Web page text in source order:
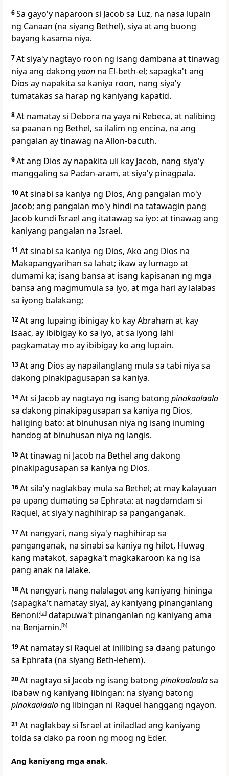
6Sa gayo'y naparoon si Jacob sa Luz, na nasa lupain
ng Canaan (na siyang Bethel), siya at ang buong
bayang kasama niya.
7At siya'y nagtayo roon ng isang dambana at tinawag
niya ang dakong yaon na El-beth-el; sapagka't ang
Dios ay napakita sa kaniya roon, nang siya'y
tumatakas sa harap ng kaniyang kapatid.
8At namatay si Debora na yaya ni Rebeca, at nalibing
sa paanan ng Bethel, sa ilalim ng encina, na ang
pangalan ay tinawag na Allon-bacuth.
9At ang Dios ay napakita uli kay Jacob, nang siya'y
manggaling sa Padan-aram, at siya'y pinagpala.
10At sinabi sa kaniya ng Dios, Ang pangalan mo'y
Jacob; ang pangalan mo'y hindi na tatawagin pang
Jacob kundi Israel ang itatawag sa iyo: at tinawag ang
kaniyang pangalan na Israel.
11 At sinabi sa kaniya ng Dios, Ako ang Dios na
Makapangyarihan sa lahat; ikaw ay lumago at
dumami ka; isang bansa at isang kapisanan ng mga
bansa ang magmumula sa iyo, at mga hari ay lalabas
sa iyong balakang;
12At ang lupaing ibinigay ko kay Abraham at kay
Isaac, ay ibibigay ko sa iyo, at sa iyong lahi
pagkamatay mo ay ibibigay ko ang lupain.
13At ang Dios ay napailanglang mula sa tabi niya sa
dakong pinakipagusapan sa kaniya.
14At si Jacob ay nagtayo ng isang batong pinakaalaala
sa dakong pinakipagusapan sa kaniya ng Dios,
haliging bato: at binuhusan niya ng isang inuming
handog at binuhusan niya ng langis.
15At tinawag ni Jacob na Bethel ang dakong
pinakipagusapan sa kaniya ng Dios.
16At sila'y naglakbay mula sa Bethel; at may kalayuan
pa upang dumating sa Ephrata: at nagdamdam si
Raquel, at siya'y naghihirap sa panganganak.
17At nangyari, nang siya'y naghihirap sa
panganganak, na sinabi sa kaniya ng hilot, Huwag
kang matakot, sapagka't magkakaroon ka ng isa
pang anak na lalake.
18At nangyari, nang nalalagot ang kaniyang hininga
(sapagka't namatay siya), ay kaniyang pinanganlang
Benoni:[a] datapuwa't pinanganlan ng kaniyang ama
na Benjamin.[b]
19At namatay si Raquel at inilibing sa daang patungo
sa Ephrata (na siyang Beth-lehem).
20At nagtayo si Jacob ng isang batong pinakaalaalasa
ibabaw ng kaniyang libingan: na siyang batong
pinakaalaala ng libingan ni Raquel hanggang ngayon.
21 At naglakbay si Israel at iniladlad ang kaniyang
tolda sa dako pa roon ng moog ng Eder.
Ang kaniyang mga anak.